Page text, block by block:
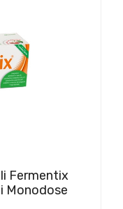
Fermentix
Monodose